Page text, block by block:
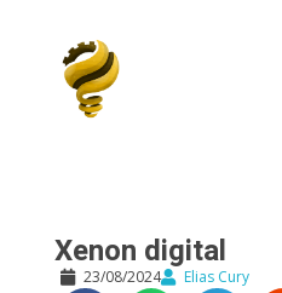
Xenon digital
23/08/2024 Elias Cury